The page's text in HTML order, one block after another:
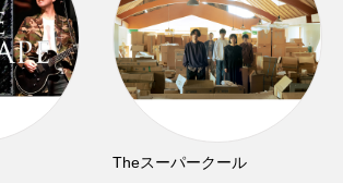
Theスーパークール